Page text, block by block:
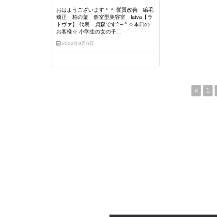
おはようございます＾＾ 髪質改善 縮毛
矯正 柏の葉 個室型美容室 latva【ラ
トヴァ】 代表 貞森です^ – ^ ☆本日の
お客様☆ 小学生の女の子…
2022年9月6日
« 1